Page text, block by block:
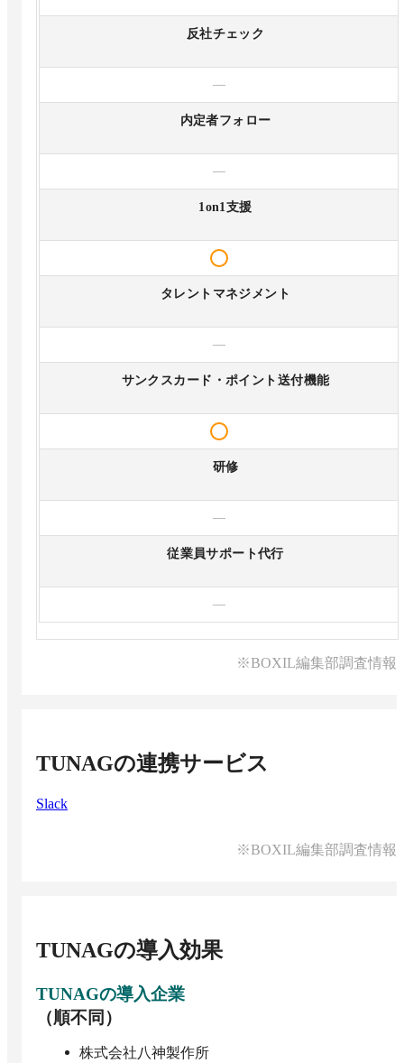
反社チェック
—
内定者フォロー
—
1on1支援
タレントマネジメント
—
サンクスカード・ポイント送付機能
研修
—
従業員サポート代行
—
※BOXIL編集部調査情報
TUNAGの連携サービス
Slack
※BOXIL編集部調査情報
TUNAGの導入効果
TUNAGの導入企業
（順不同）
株式会社八神製作所